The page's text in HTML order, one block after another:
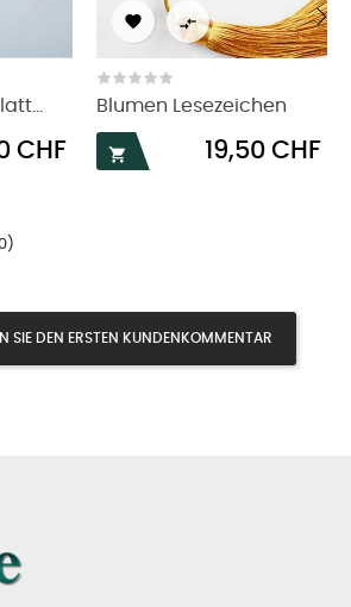
CHF
 
Blumen Lesezeichen

Preis
19,50 CHF
SIE DEN ERSTEN KUNDENKOMMENTAR